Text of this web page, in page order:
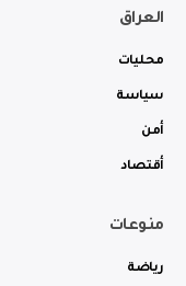
العراق
محليات
سياسة
أمن
أقتصاد
منوعات
رياضة